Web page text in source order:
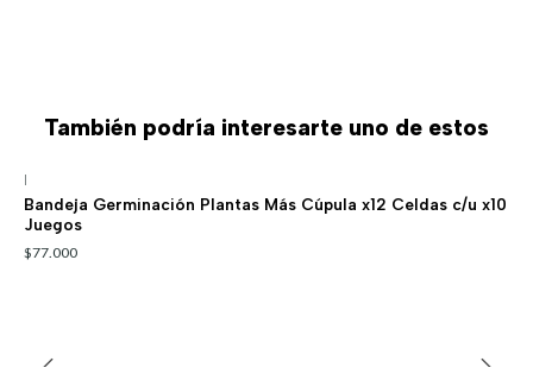
También podría interesarte uno de estos
|
Bandeja Germinación Plantas Más Cúpula x12 Celdas c/u x10
Juegos
$77.000